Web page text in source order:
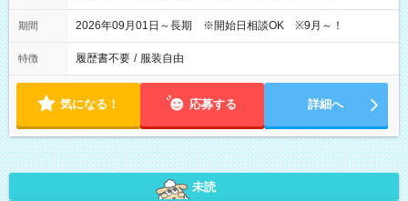
期間 2026年09月01日～長期 ※開始日相談OK ※9月～！
特徴 履歴書不要 / 服装自由
気になる！ 応募する 詳細へ
未読